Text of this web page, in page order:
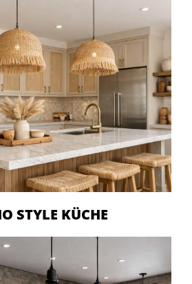
STYLE KÜCHE